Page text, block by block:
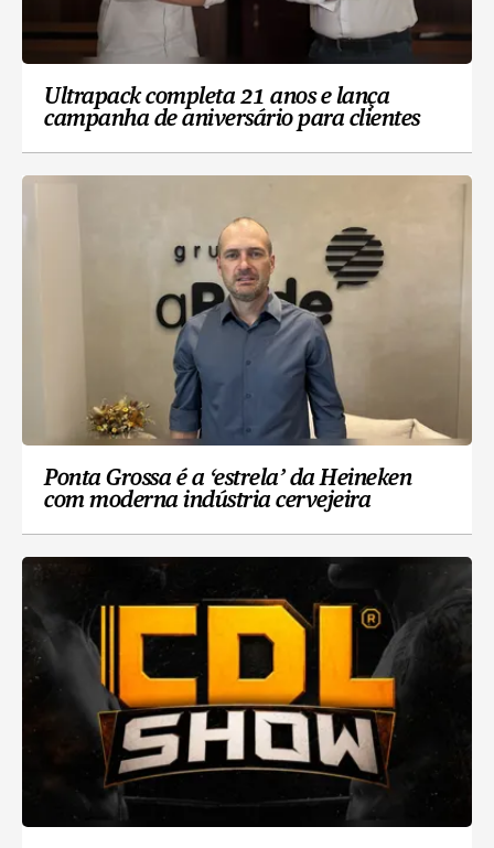
Ultrapack completa 21 anos e lança
campanha de aniversário para clientes
Ponta Grossa é a ‘estrela’ da Heineken
com moderna indústria cervejeira